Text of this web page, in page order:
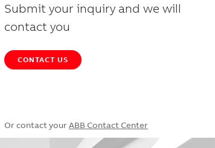
Submit your inquiry and we will
contact you
CONTACT US
Or contact your ABB Contact Center